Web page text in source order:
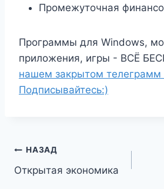
Промежуточная
Программы для Windows,
приложения, игры - ВСЁ
нашем закрытом телеграмм
Подписывайтесь:)
Навигация
по
НАЗАД
Открытая экономика